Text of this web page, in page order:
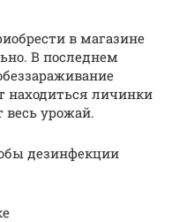
в магазине
В последнем
находиться личинки
весь урожай.
дезинфекции